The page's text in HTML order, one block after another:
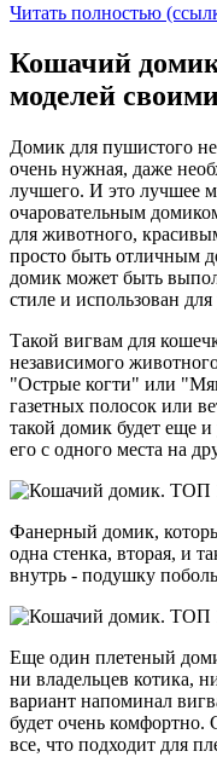
Читать полностью
Кошачий
моделей
Домик для пушистого
очень нужная, даже
лучшего. И это лучшее
очаровательным
для животного,
просто быть отличным
домик может быть
стиле и использован
Такой вигвам для
независимого
"Острые когти" или
газетных полосок или
такой домик будет еще
его с одного места на
Фанерный домик,
одна стенка, вторая, и
внутрь - подушку
Еще один плетеный
ни владельцев котика,
вариант напоминал
будет очень
все, что подходит для